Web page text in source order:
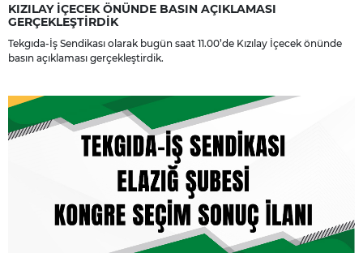
KIZILAY İÇECEK ÖNÜNDE BASIN AÇIKLAMASI
GERÇEKLEŞTİRDİK
Tekgıda-İş Sendikası olarak bugün saat 11.00’de Kızılay İçecek önünde
basın açıklaması gerçekleştirdik.